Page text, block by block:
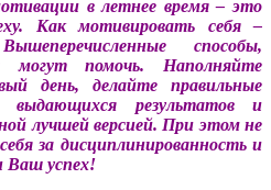
в летнее время – это
Как мотивировать себя –
способы,
могут помочь. Наполняйте
день, делайте правильные
выдающихся результатов и
лучшей версией. При этом не
за дисциплинированность и
Ваш успех!